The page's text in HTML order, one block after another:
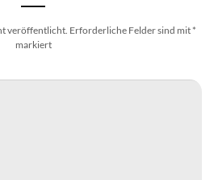
veröffentlicht. Erforderliche Felder sind mit *
markiert